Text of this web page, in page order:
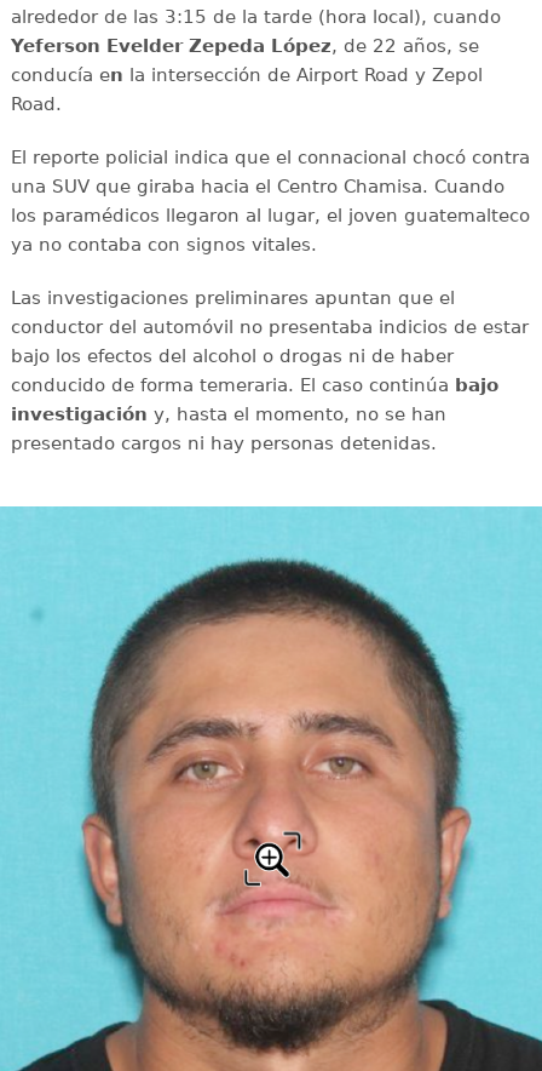
alrededor de las 3:15 de la tarde (hora local), cuando
Yeferson Evelder Zepeda López, de 22 años, se
conducía en la intersección de Airport Road y Zepol
Road.
El reporte policial indica que el connacional chocó contra
una SUV que giraba hacia el Centro Chamisa. Cuando
los paramédicos llegaron al lugar, el joven guatemalteco
ya no contaba con signos vitales.
Las investigaciones preliminares apuntan que el
conductor del automóvil no presentaba indicios de estar
bajo los efectos del alcohol o drogas ni de haber
conducido de forma temeraria. El caso continúa bajo
investigación y, hasta el momento, no se han
presentado cargos ni hay personas detenidas.